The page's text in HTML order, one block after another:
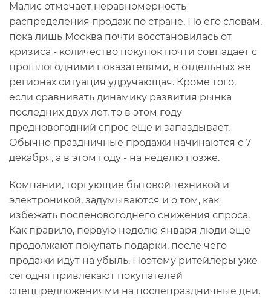
Малис отмечает неравномерность
распределения продаж по стране. По его словам,
пока лишь Москва почти восстановилась от
кризиса - количество покупок почти совпадает с
прошлогодними показателями, в отдельных же
регионах ситуация удручающая. Кроме того,
если сравнивать динамику развития рынка
последних двух лет, то в этом году
предновогодний спрос еще и запаздывает.
Обычно праздничные продажи начинаются с 7
декабря, а в этом году - на неделю позже.
Компании, торгующие бытовой техникой и
электроникой, задумываются и о том, как
избежать посленовогоднего снижения спроса.
Как правило, первую неделю января люди еще
продолжают покупать подарки, после чего
продажи идут на убыль. Поэтому ритейлеры уже
сегодня привлекают покупателей
спецпредложениями на послепраздничные дни.